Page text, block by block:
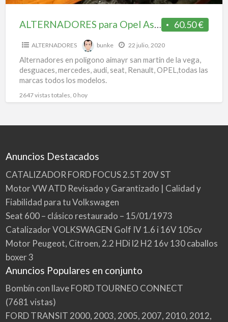
clio,
etc..
60.50 €
ALTERNADORES para Opel Astra, Corsa, ford ka, renault clio, etc..
ALTERNADORES bunke 22 julio, 2020
Alternadores en poligono aimayr san martin de la vega,
desguaces, mercedes, audi, seat, Renault, OPEL,todas las
marcas todos los modelos.
2647 vistas totales, 0 hoy
Anuncios Destacados
CATALIZADOR FORD FOCUS 2.5T 20V ST
Motor VW ATD Revisado y Garantizado | Calidad y
Fiabilidad para tu Volkswagen
Seat 600 – clásico restaurado – 15/01/1973
Catalizador VOLKSWAGEN Golf IV 1.6 i 16V 105cv
Motor Peugeot, Citroen, 2.2 HDi l2 H2 16v 130 caballos
boxer 3
Anuncios Populares en conjunto
Bombín con llave FORD TOURNEO CONNECT
(7681 vistas)
FORD TRANSIT 2000, 2003, 2005, 2007, 2010, 2012,